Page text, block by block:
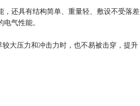
还具有结构简单、重量轻、敷设不受落差
气性能。
大压力和冲击力时，也不易被击穿，提升